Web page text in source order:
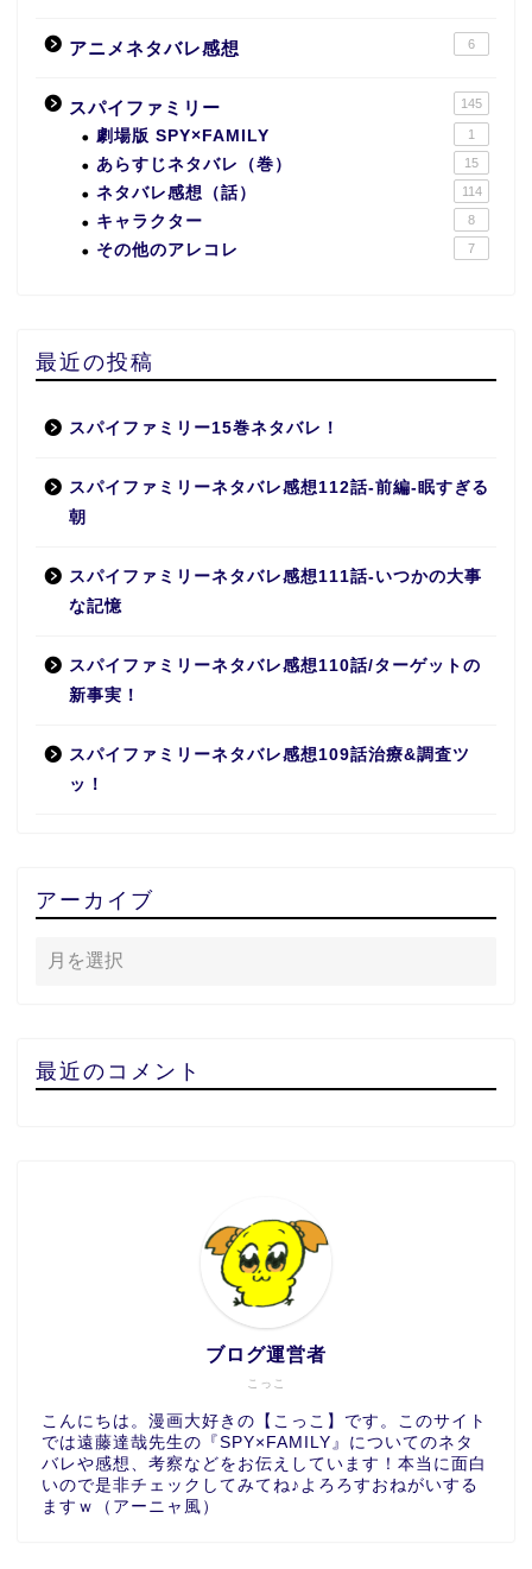
アニメネタバレ感想 6
スパイファミリー 145
劇場版 SPY×FAMILY 1
あらすじネタバレ（巻） 15
ネタバレ感想（話） 114
キャラクター 8
その他のアレコレ 7
最近の投稿
スパイファミリー15巻ネタバレ！
スパイファミリーネタバレ感想112話-前編-眠すぎる
朝
スパイファミリーネタバレ感想111話-いつかの大事
な記憶
スパイファミリーネタバレ感想110話/ターゲットの
新事実！
スパイファミリーネタバレ感想109話治療&調査ツ
ッ！
アーカイブ
最近のコメント
こっこ
ブログ運営者
こんにちは。漫画大好きの【こっこ】です。このサイト
では遠藤達哉先生の『SPY×FAMILY』についてのネタ
バレや感想、考察などをお伝えしています！本当に面白
いので是非チェックしてみてね♪よろろすおねがいする
ますｗ（アーニャ風）